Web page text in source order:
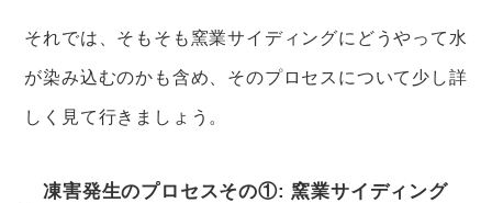
それでは、そもそも窯業サイディングにどうやって水
が染み込むのかも含め、そのプロセスについて少し詳
しく見て行きましょう。
凍害発生のプロセスその①: 窯業サイディング